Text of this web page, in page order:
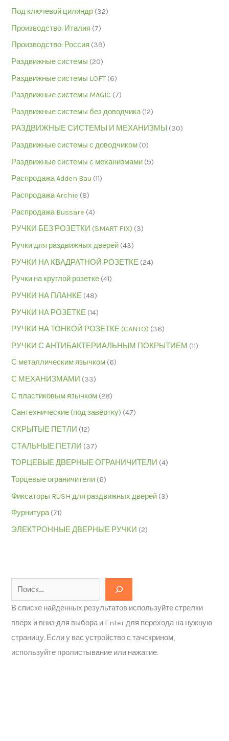
Под ключевой цилиндр (32)
Производство: Италия (7)
Производство: Россия (39)
Раздвижные системы (20)
Раздвижные системы LOFT (6)
Раздвижные системы MAGIC (7)
Раздвижные системы без доводчика (12)
РАЗДВИЖНЫЕ СИСТЕМЫ И МЕХАНИЗМЫ (30)
Раздвижные системы с доводчиком (0)
Раздвижные системы с механизмами (9)
Распродажа Adden Bau (11)
Распродажа Archie (8)
Распродажа Bussare (4)
РУЧКИ БЕЗ РОЗЕТКИ (SMART FIX) (3)
Ручки для раздвижных дверей (43)
РУЧКИ НА КВАДРАТНОЙ РОЗЕТКЕ (24)
Ручки на круглой розетке (41)
РУЧКИ НА ПЛАНКЕ (48)
РУЧКИ НА РОЗЕТКЕ (14)
РУЧКИ НА ТОНКОЙ РОЗЕТКЕ (CANTO) (36)
РУЧКИ С АНТИБАКТЕРИАЛЬНЫМ ПОКРЫТИЕМ (11)
С металлическим язычком (6)
С МЕХАНИЗМАМИ (33)
С пластиковым язычком (28)
Сантехнические (под завёртку) (47)
СКРЫТЫЕ ПЕТЛИ (12)
СТАЛЬНЫЕ ПЕТЛИ (37)
ТОРЦЕВЫЕ ДВЕРНЫЕ ОГРАНИЧИТЕЛИ (4)
Торцевые ограничители (6)
Фиксаторы RUSH для раздвижных дверей (3)
Фурнитура (71)
ЭЛЕКТРОННЫЕ ДВЕРНЫЕ РУЧКИ (2)
В списке найденных результатов используйте стрелки
вверх и вниз для выбора и Enter для перехода на нужную
страницу. Если у вас устройство с тачскрином,
используйте пролистывание или нажатие.